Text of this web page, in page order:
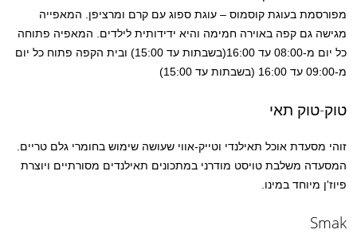
מפורסמת בעוגת קוסמוס – עוגת ספוג עם קרם ומרציפן. המאפייה
מגישה גם קפה באוירה חמימה והיא ידידותית לילדים. המאפיה פתוחה
כל יום מ-08:00 עד 16:00(בשבתות עד 15:00) ובית הקפה פתוח כל יום
מ-09:00 עד 16:00 (בשבתות עד 15:00)
טוק-טוק תאי
זוהי מסעדת אוכל תאילנדי וטייק-אווי שעושה שימוש בחומרי גלם טריים.
המסעדה משלבת טויסט מודרני במתכונים תאילנדים מסורתיים ויוצרת
פיוז'ן מיוחד במינו.
Smak